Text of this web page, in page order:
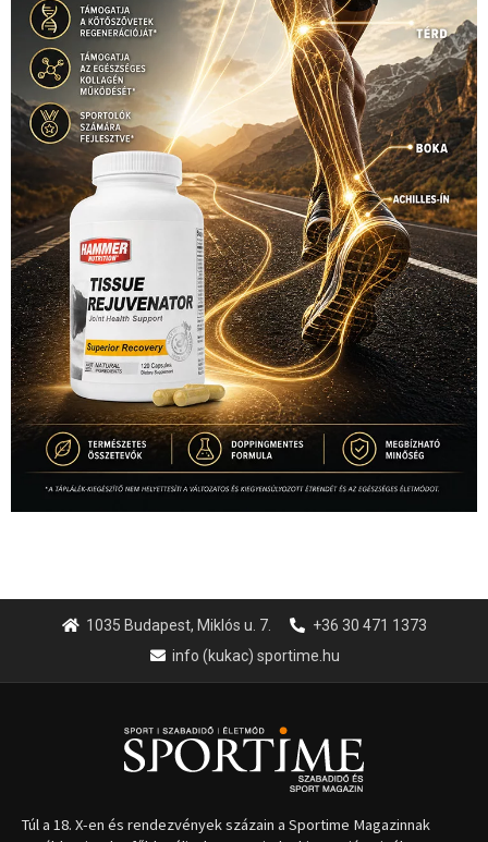
1035 Budapest, Miklós u. 7.
+36 30 471 1373
info (kukac) sportime.hu
Túl a 18. X-en és rendezvények százain a Sportime Magazinnak